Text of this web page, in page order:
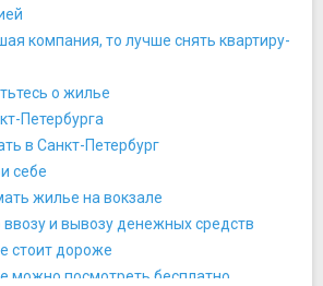
мост
Петра Великого
компания, то лучше снять квартиру-
о жилье
Петербурга
в Санкт-Петербург
себе
жилье на вокзале
и вывозу денежных средств
стоит дороже
можно посмотреть бесплатно